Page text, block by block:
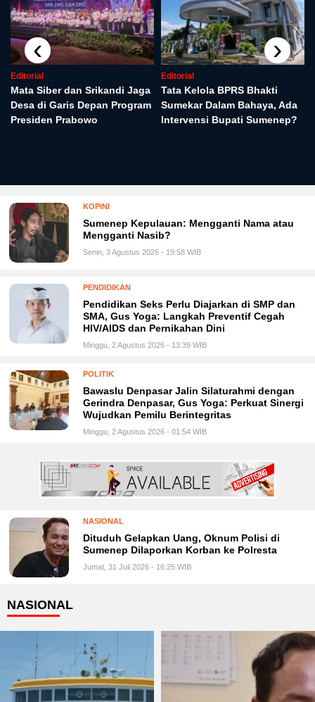
Editorial
Mata Siber dan Srikandi Jaga
Desa di Garis Depan Program
Presiden Prabowo
Editorial
Tata Kelola BPRS Bhakti
Sumekar Dalam Bahaya, Ada
Intervensi Bupati Sumenep?
‹ ›
KOPINI
Sumenep Kepulauan: Mengganti Nama atau
Mengganti Nasib?
Senin, 3 Agustus 2026 - 19:58 WIB
PENDIDIKAN
Pendidikan Seks Perlu Diajarkan di SMP dan
SMA, Gus Yoga: Langkah Preventif Cegah
HIV/AIDS dan Pernikahan Dini
Minggu, 2 Agustus 2026 - 13:39 WIB
POLITIK
Bawaslu Denpasar Jalin Silaturahmi dengan
Gerindra Denpasar, Gus Yoga: Perkuat Sinergi
Wujudkan Pemilu Berintegritas
Minggu, 2 Agustus 2026 - 01:54 WIB
NASIONAL
Dituduh Gelapkan Uang, Oknum Polisi di
Sumenep Dilaporkan Korban ke Polresta
Jumat, 31 Juli 2026 - 16:25 WIB
NASIONAL